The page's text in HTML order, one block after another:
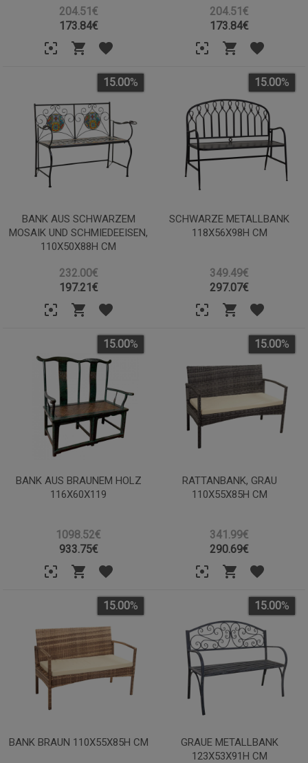
204.51€
173.84€
204.51€
173.84€
BANK AUS SCHWARZEM
MOSAIK UND SCHMIEDEEISEN,
110X50X88H CM
232.00€
15.00%
197.21€
SCHWARZE METALLBANK
118X56X98H CM
349.49€
15.00%
297.07€
BANK AUS BRAUNEM HOLZ
116X60X119
1098.52€
15.00%
933.75€
RATTANBANK, GRAU
110X55X85H CM
341.99€
15.00%
290.69€
BANK BRAUN 110X55X85H CM
15.00%
GRAUE METALLBANK
123X53X91H CM
15.00%